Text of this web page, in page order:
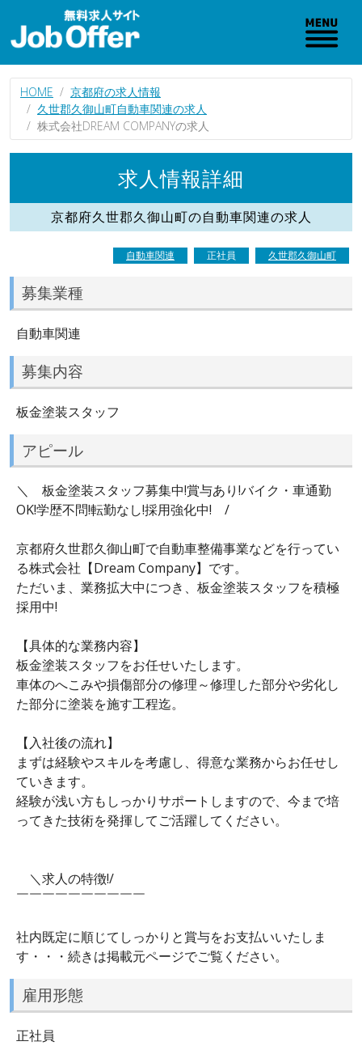
HOME
京都府の求人情報
久世郡久御山町自動車関連の求人
株式会社DREAM COMPANYの求人
求人情報詳細
京都府久世郡久御山町の自動車関連の求人
自動車関連 正社員 久世郡久御山町
募集業種
自動車関連
募集内容
板金塗装スタッフ
アピール
＼ 板金塗装スタッフ募集中!賞与あり!バイク・車通勤
OK!学歴不問!転勤なし!採用強化中! /
京都府久世郡久御山町で自動車整備事業などを行ってい
る株式会社【Dream Company】です。
ただいま、業務拡大中につき、板金塗装スタッフを積極
採用中!
【具体的な業務内容】
板金塗装スタッフをお任せいたします。
車体のへこみや損傷部分の修理～修理した部分や劣化し
た部分に塗装を施す工程迄。
【入社後の流れ】
まずは経験やスキルを考慮し、得意な業務からお任せし
ていきます。
経験が浅い方もしっかりサポートしますので、今まで培
ってきた技術を発揮してご活躍してください。
＼求人の特徴!/
￣￣￣￣￣￣￣￣￣￣
社内既定に順じてしっかりと賞与をお支払いいたしま
す・・・続きは掲載元ページでご覧ください。
雇用形態
正社員